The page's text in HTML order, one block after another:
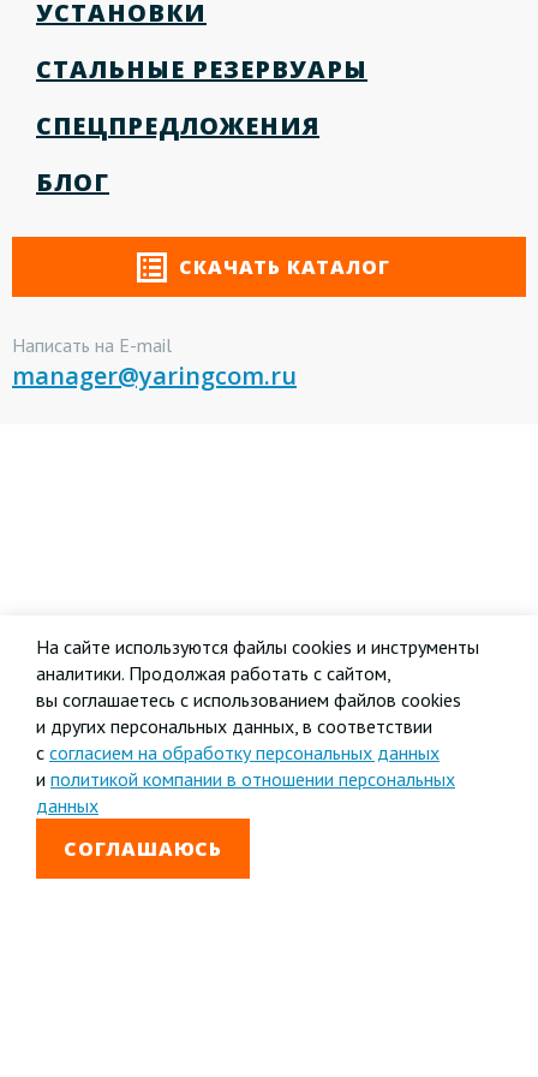
УСТАНОВКИ
СТАЛЬНЫЕ РЕЗЕРВУАРЫ
СПЕЦПРЕДЛОЖЕНИЯ
БЛОГ
СКАЧАТЬ КАТАЛОГ
Написать на E-mail
manager@yaringcom.ru
На сайте используются файлы cookies и инструменты
аналитики. Продолжая работать с сайтом,
вы соглашаетесь с использованием файлов cookies
и других персональных данных, в соответствии
с согласием на обработку персональных данных
и политикой компании в отношении персональных
данных
СОГЛАШАЮСЬ